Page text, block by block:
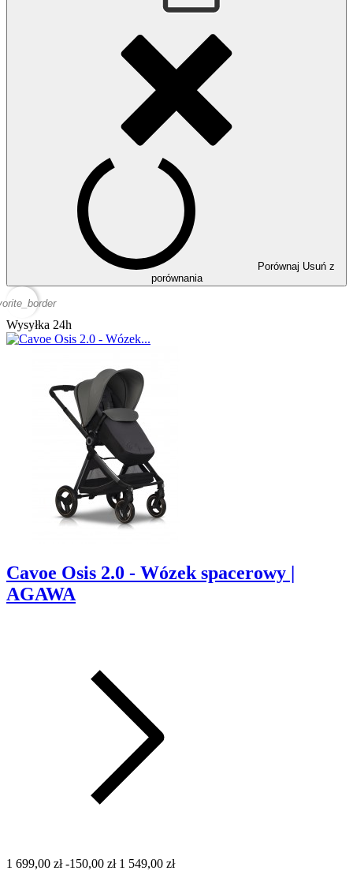
Porównaj Usuń z
porównania
Wysyłka 24h
Cavoe Osis 2.0 - Wózek spacerowy |
AGAWA
1 699,00 zł -150,00 zł 1 549,00 zł